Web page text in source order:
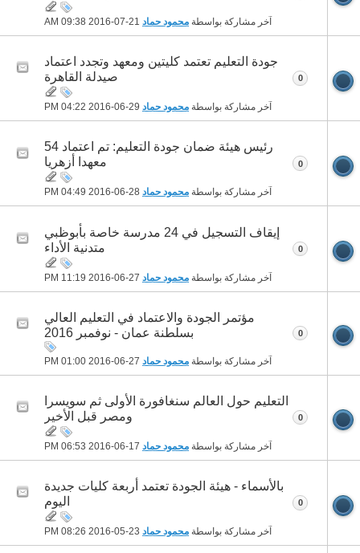
آخر مشاركة بواسطة محمود حماد 09:38 AM
جودة التعليم تعتمد كليتين ومعهد وتجدد اعتماد
صيدلة القاهرة
آخر مشاركة بواسطة محمود حماد 04:22 PM
0
رئيس هيئة ضمان جودة التعليم: تم اعتماد 54
معهدا أزهريا
آخر مشاركة بواسطة محمود حماد 04:49 PM
0
إيقاف التسجيل في 24 مدرسة خاصة بأبوظبي
متدنية الأداء
آخر مشاركة بواسطة محمود حماد 11:19 PM
0
مؤتمر الجودة والاعتماد في التعليم العالي
بسلطنة عمان - نوفمبر 2016
آخر مشاركة بواسطة محمود حماد 01:00 PM
0
التعليم حول العالم سنغافورة الأولى ثم سويسرا
ومصر قبل الأخير
آخر مشاركة بواسطة محمود حماد 06:53 PM
0
بالأسماء - هيئة الجودة تعتمد أربعة كليات جديدة
اليوم
آخر مشاركة بواسطة محمود حماد 08:26 PM
0